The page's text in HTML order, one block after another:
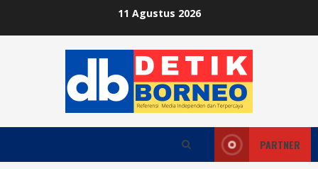
11 Agustus 2026
PARTNER